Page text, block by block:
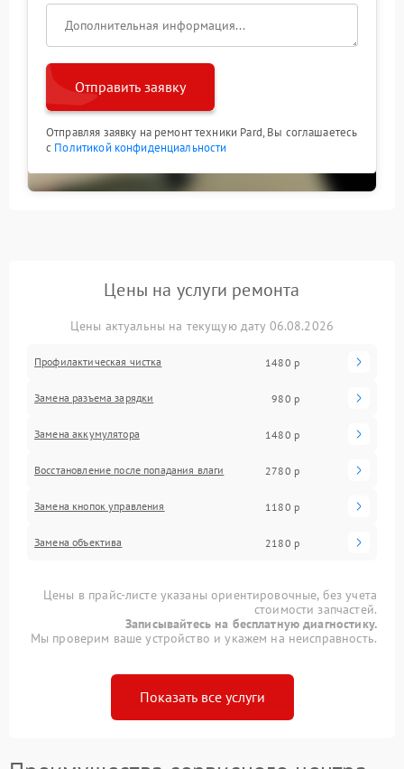
Отправить заявку
Отправляя заявку на ремонт техники Pard, Вы соглашаетесь
с Политикой конфиденциальности
Цены на услуги ремонта
Цены актуальны на текущую дату 06.08.2026
Профилактическая чистка 1480 р
Замена разъема зарядки 980 р
Замена аккумулятора 1480 р
Восстановление после попадания влаги 2780 р
Замена кнопок управления 1180 р
Замена объектива 2180 р
Цены в прайс-листе указаны ориентировочные, без учета
стоимости запчастей.
Записывайтесь на бесплатную диагностику.
Мы проверим ваше устройство и укажем на неисправность.
Показать все услуги